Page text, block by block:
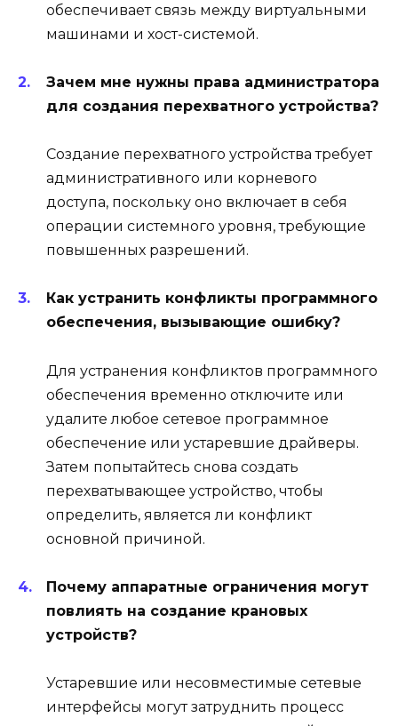
обеспечивает связь между виртуальными
машинами и хост-системой.
Зачем мне нужны права администратора
для создания перехватного устройства?
Создание перехватного устройства требует
административного или корневого
доступа, поскольку оно включает в себя
операции системного уровня, требующие
повышенных разрешений.
Как устранить конфликты программного
обеспечения, вызывающие ошибку?
Для устранения конфликтов программного
обеспечения временно отключите или
удалите любое сетевое программное
обеспечение или устаревшие драйверы.
Затем попытайтесь снова создать
перехватывающее устройство, чтобы
определить, является ли конфликт
основной причиной.
Почему аппаратные ограничения могут
повлиять на создание крановых
устройств?
Устаревшие или несовместимые сетевые
интерфейсы могут затруднить процесс